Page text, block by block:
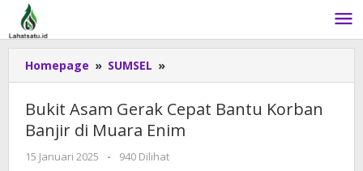
Lewati
konten
Homepage » SUMSEL »
Asam
Cepat
Bantu
Bukit Asam Gerak Cepat Bantu Korban
Banjir di Muara Enim
15 Januari 2025
oleh
-
940 Dilihat